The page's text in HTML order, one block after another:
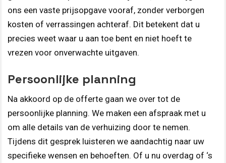
ons een vaste prijsopgave vooraf, zonder verborgen
kosten of verrassingen achteraf. Dit betekent dat u
precies weet waar u aan toe bent en niet hoeft te
vrezen voor onverwachte uitgaven.
Persoonlijke planning
Na akkoord op de offerte gaan we over tot de
persoonlijke planning. We maken een afspraak met u
om alle details van de verhuizing door te nemen.
Tijdens dit gesprek luisteren we aandachtig naar uw
specifieke wensen en behoeften. Of u nu overdag of ‘s